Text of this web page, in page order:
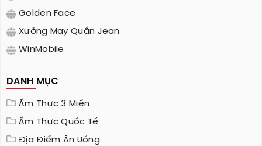
Golden Face
Xưởng May Quần Jean
WinMobile
DANH MỤC
Ẩm Thực 3 Miền
Ẩm Thực Quốc Tế
Địa Điểm Ăn Uống